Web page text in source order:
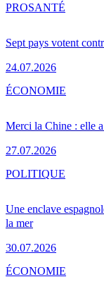
Sept pays votent
24.07.2026
PROSANTÉ
Merci la Chine : elle
27.07.2026
ÉCONOMIE
Une enclave
la mer
30.07.2026
POLITIQUE
ÉCONOMIE